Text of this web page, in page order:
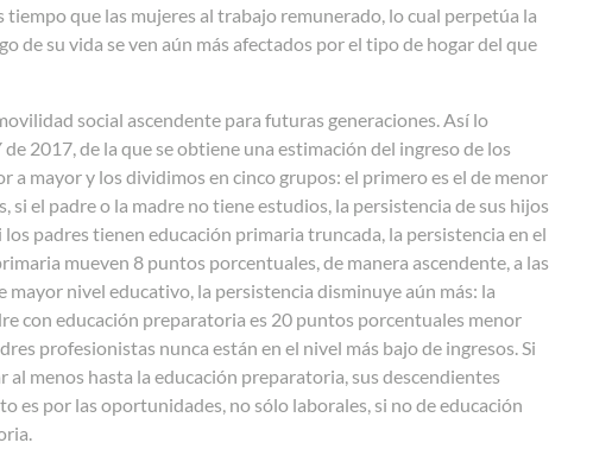
que las mujeres al trabajo remunerado, lo cual perpetúa la
de su vida se ven aún más afectados por el tipo de hogar del que
social ascendente para futuras generaciones. Así lo
2017, de la que se obtiene una estimación del ingreso de los
a mayor y los dividimos en cinco grupos: el primero es el de menor
si el padre o la madre no tiene estudios, la persistencia de sus hijos
los padres tienen educación primaria truncada, la persistencia en el
mueven 8 puntos porcentuales, de manera ascendente, a las
mayor nivel educativo, la persistencia disminuye aún más: la
con educación preparatoria es 20 puntos porcentuales menor
profesionistas nunca están en el nivel más bajo de ingresos. Si
menos hasta la educación preparatoria, sus descendientes
es por las oportunidades, no sólo laborales, si no de educación